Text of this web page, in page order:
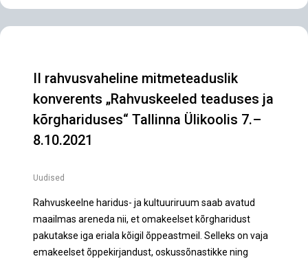
II rahvusvaheline mitmeteaduslik
konverents „Rahvuskeeled teaduses ja
kõrghariduses“ Tallinna Ülikoolis 7.–
8.10.2021
Uudised
Rahvuskeelne haridus- ja kultuuriruum saab avatud
maailmas areneda nii, et omakeelset kõrgharidust
pakutakse iga eriala kõigil õppeastmeil. Selleks on vaja
emakeelset õppekirjandust, oskussõnastikke ning